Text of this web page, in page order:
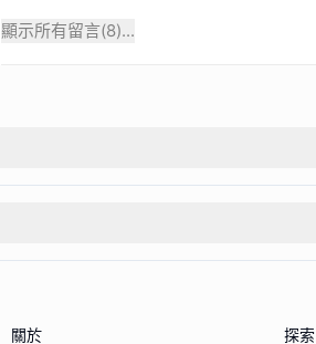
顯示所有留言(8)...
關於 探索